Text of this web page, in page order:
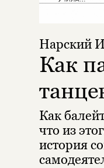
Нарский
Как
Как
что из
история